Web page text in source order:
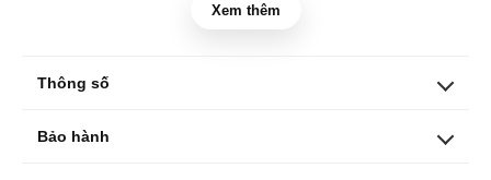
digital công suất cao, loa toàn dải, chân loa điều
mang lại giọng hát rõ ràng, nhạc giàu năng lượng
Xem thêm
Thông số
Bảo hành